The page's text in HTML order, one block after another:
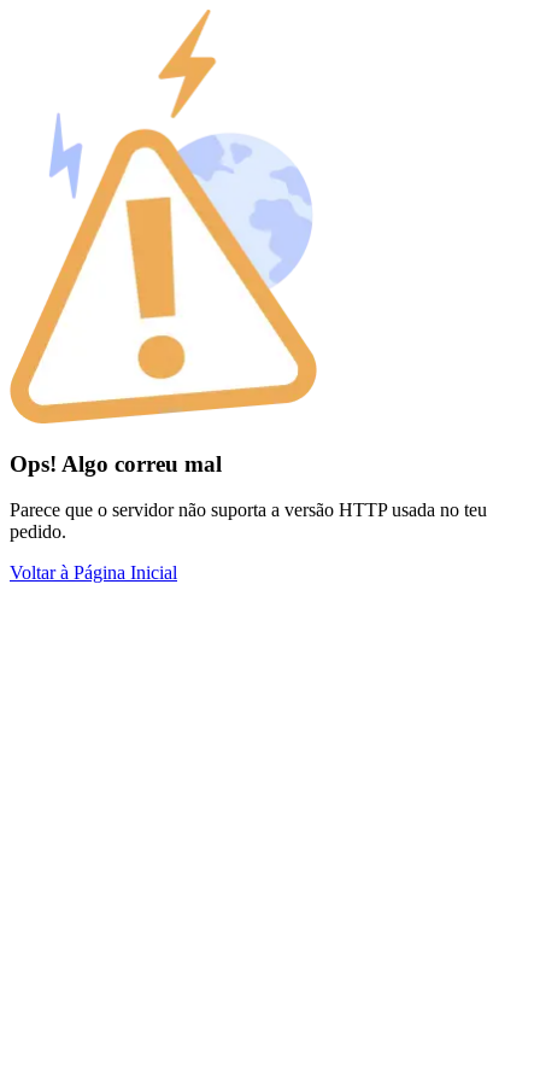
Ops! Algo correu mal
Parece que o servidor não suporta a versão HTTP usada no teu
pedido.
Voltar à Página Inicial